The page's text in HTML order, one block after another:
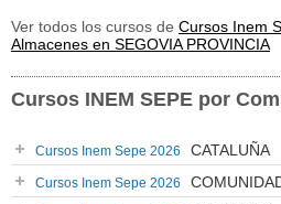
Ver todos los cursos de Cursos Inem
Almacenes en SEGOVIA PROVINCIA
Cursos INEM SEPE por
Cursos Inem Sepe 2026 CATALUÑA
Cursos Inem Sepe 2026